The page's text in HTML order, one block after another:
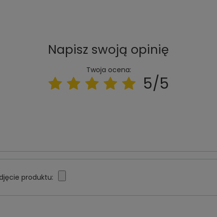
Napisz swoją opinię
Twoja ocena:
5/5
produktu: